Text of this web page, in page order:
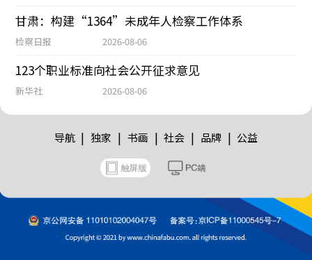
甘肃：构建“1364”未成年人检察工作体系
检察日报 2026-08-06
123个职业标准向社会公开征求意见
新华社 2026-08-06
导航 | 独家 | 书画 | 社会 | 品牌 | 公益